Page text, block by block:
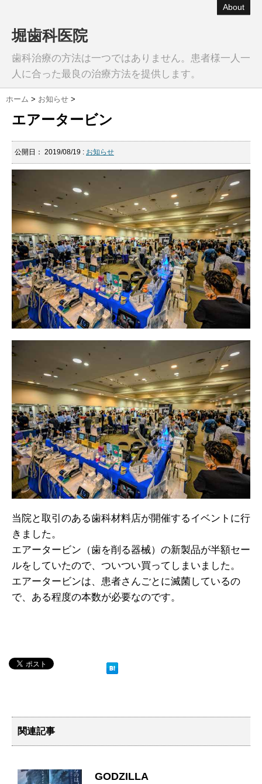
About
堀歯科医院
歯科治療の方法は一つではありません。患者様一人一
人に合った最良の治療方法を提供します。
ホーム > お知らせ >
エアータービン
公開日： 2019/08/19 : お知らせ
当院と取引のある歯科材料店が開催するイベントに行
きました。
エアータービン（歯を削る器械）の新製品が半額セー
ルをしていたので、ついつい買ってしまいました。
エアータービンは、患者さんごとに滅菌しているの
で、ある程度の本数が必要なのです。
関連記事
GODZILLA